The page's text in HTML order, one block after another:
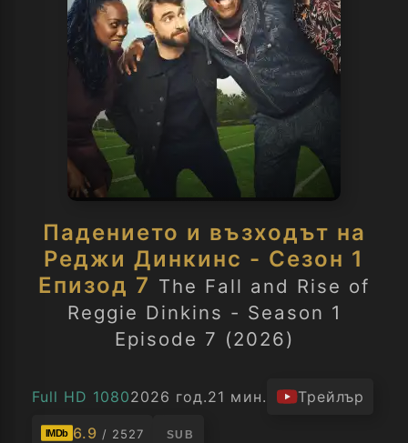
Падението и възходът на
Реджи Динкинс - Сезон 1
Епизод 7 The Fall and Rise of
Reggie Dinkins - Season 1
Episode 7 (2026)
Full HD 10802026 год.21 мин. Трейлър
IMDb 6.9 / 2527 SUB